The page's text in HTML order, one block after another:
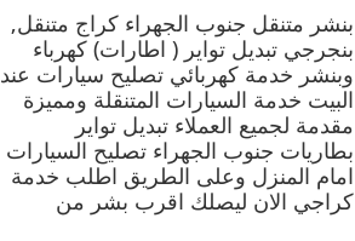
بنشر متنقل جنوب الجهراء كراج متنقل,
بنجرجي تبديل تواير ( اطارات) كهرباء
وبنشر خدمة كهربائي تصليح سيارات عند
البيت خدمة السيارات المتنقلة ومميزة
مقدمة لجميع العملاء تبديل تواير
بطاريات جنوب الجهراء تصليح السيارات
امام المنزل وعلى الطريق اطلب خدمة
كراجي الان ليصلك اقرب بشر من